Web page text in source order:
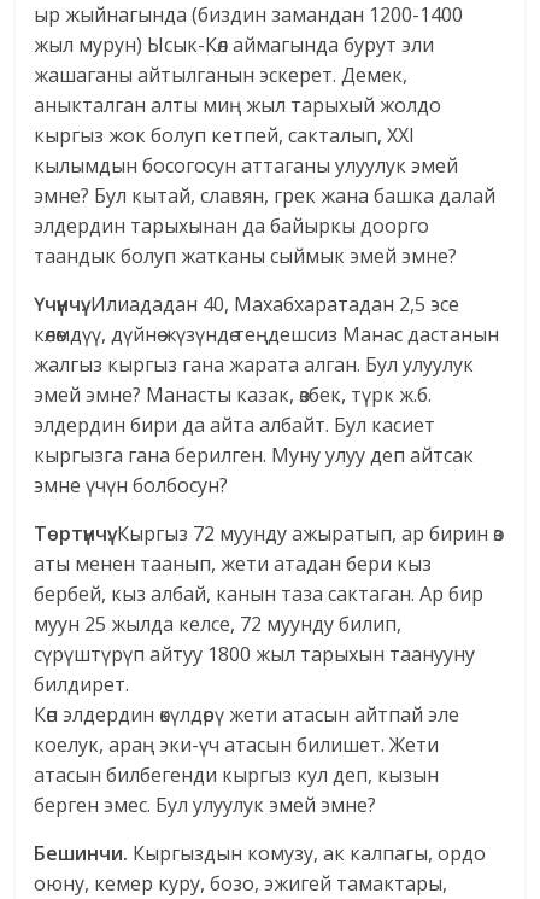
ыр жыйнагында (биздин замандан 1200-1400
жыл мурун) Ысык-Көл аймагында бурут эли
жашаганы айтылганын эскерет. Демек,
аныкталган алты миң жыл тарыхый жолдо
кыргыз жок болуп кетпей, сакталып, XXI
кылымдын босогосун аттаганы улуулук эмей
эмне? Бул кытай, славян, грек жана башка далай
элдердин тарыхынан да байыркы доорго
таандык болуп жатканы сыймык эмей эмне?
Үчүнчү.Илиададан 40, Махабхаратадан 2,5 эсе
көлөмдүү, дүйнө жүзүндө теңдешсиз Манас дастанын
жалгыз кыргыз гана жарата алган. Бул улуулук
эмей эмне? Манасты казак, өзбек, түрк ж.б.
элдердин бири да айта албайт. Бул касиет
кыргызга гана берилген. Муну улуу деп айтсак
эмне үчүн болбосун?
Төртүнчү.Кыргыз 72 муунду ажыратып, ар бирин өз
аты менен таанып, жети атадан бери кыз
бербей, кыз албай, канын таза сактаган. Ар бир
муун 25 жылда келсе, 72 муунду билип,
сүрүштүрүп айтуу 1800 жыл тарыхын таанууну
билдирет.
Көп элдердин өкүлдөрү жети атасын айтпай эле
коелук, араң эки-үч атасын билишет. Жети
атасын билбегенди кыргыз кул деп, кызын
берген эмес. Бул улуулук эмей эмне?
Бешинчи. Кыргыздын комузу, ак калпагы, ордо
оюну, кемер куру, бозо, эжигей тамактары,